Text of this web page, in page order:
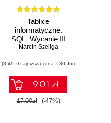
Tablice
informatyczne.
SQL. Wydanie III
Marcin Szeliga
(8,49 zł najniższa cena z 30 dni)
9.01 zł
17.00zł (-47%)